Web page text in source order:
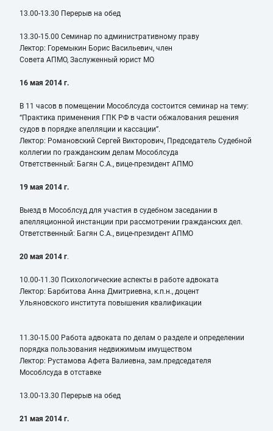
13.00-13.30 Перерыв на обед
13.30-15.00 Семинар по административному праву
Лектор: Горемыкин Борис Васильевич, член
Совета АПМО, Заслуженный юрист МО
16 мая 2014 г.
В 11 часов в помещении Мособлсуда состоится семинар на тему:
“Практика применения ГПК РФ в части обжалования решения
судов в порядке апелляции и кассации”.
Лектор: Романовский Сергей Викторович, Председатель Судебной
коллегии по гражданским делам Мособлсуда
Ответственный: Багян С.А., вице-президент АПМО
19 мая 2014 г.
Выезд в Мособлсуд для участия в судебном заседании в
апелляционной инстанции при рассмотрении гражданских дел.
Ответственный: Багян С.А., вице-президент АПМО
20 мая 2014 г.
10.00-11.30 Психологические аспекты в работе адвоката
Лектор: Барбитова Анна Дмитриевна, к.п.н., доцент
Ульяновского института повышения квалификации
11.30-15.00 Работа адвоката по делам о разделе и определении
порядка пользования недвижимым имуществом
Лектор: Рустамова Афета Валиевна, зам.председателя
Мособлсуда в отставке
13.00-13.30 Перерыв на обед
21 мая 2014 г.